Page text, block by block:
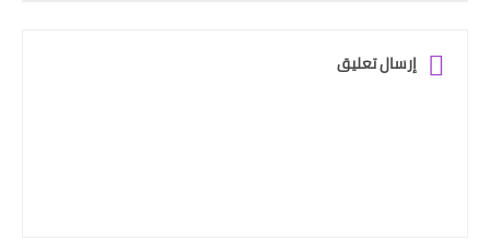
إرسال تعليق